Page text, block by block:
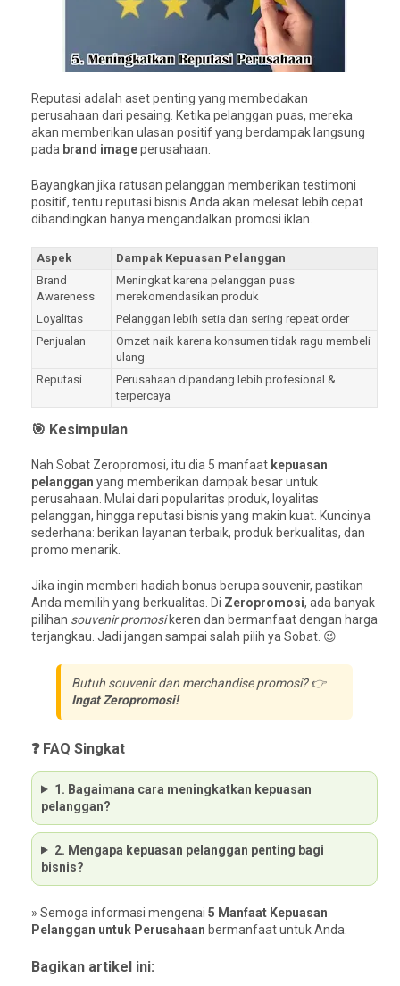
Reputasi adalah aset penting yang membedakan
perusahaan dari pesaing. Ketika pelanggan puas, mereka
akan memberikan ulasan positif yang berdampak langsung
pada brand imageperusahaan.
Bayangkan jika ratusan pelanggan memberikan testimoni
positif, tentu reputasi bisnis Anda akan melesat lebih cepat
dibandingkan hanya mengandalkan promosi iklan.
Aspek
Dampak Kepuasan Pelanggan
Brand
Awareness
Meningkat karena pelanggan puas
merekomendasikan produk
Loyalitas
Pelanggan lebih setia dan sering repeat order
Penjualan
Omzet naik karena konsumen tidak ragu membeli
ulang
Reputasi
Perusahaan dipandang lebih profesional &
terpercaya
🎯 Kesimpulan
Nah Sobat Zeropromosi, itu dia 5 manfaat kepuasan
pelanggan yang memberikan dampak besar untuk
perusahaan. Mulai dari popularitas produk, loyalitas
pelanggan, hingga reputasi bisnis yang makin kuat. Kuncinya
sederhana: berikan layanan terbaik, produk berkualitas, dan
promo menarik.
Jika ingin memberi hadiah bonus berupa souvenir, pastikan
Anda memilih yang berkualitas. Di Zeropromosi, ada banyak
pilihan souvenir promosikeren dan bermanfaat dengan harga
terjangkau. Jadi jangan sampai salah pilih ya Sobat. 😉
Butuh souvenir dan merchandise promosi? 👉
Ingat Zeropromosi!
❓ FAQ Singkat
1. Bagaimana cara meningkatkan kepuasan
pelanggan?
2. Mengapa kepuasan pelanggan penting bagi
bisnis?
» Semoga informasi mengenai 5 Manfaat Kepuasan
Pelanggan untuk Perusahaan bermanfaat untuk Anda.
Bagikan artikel ini: